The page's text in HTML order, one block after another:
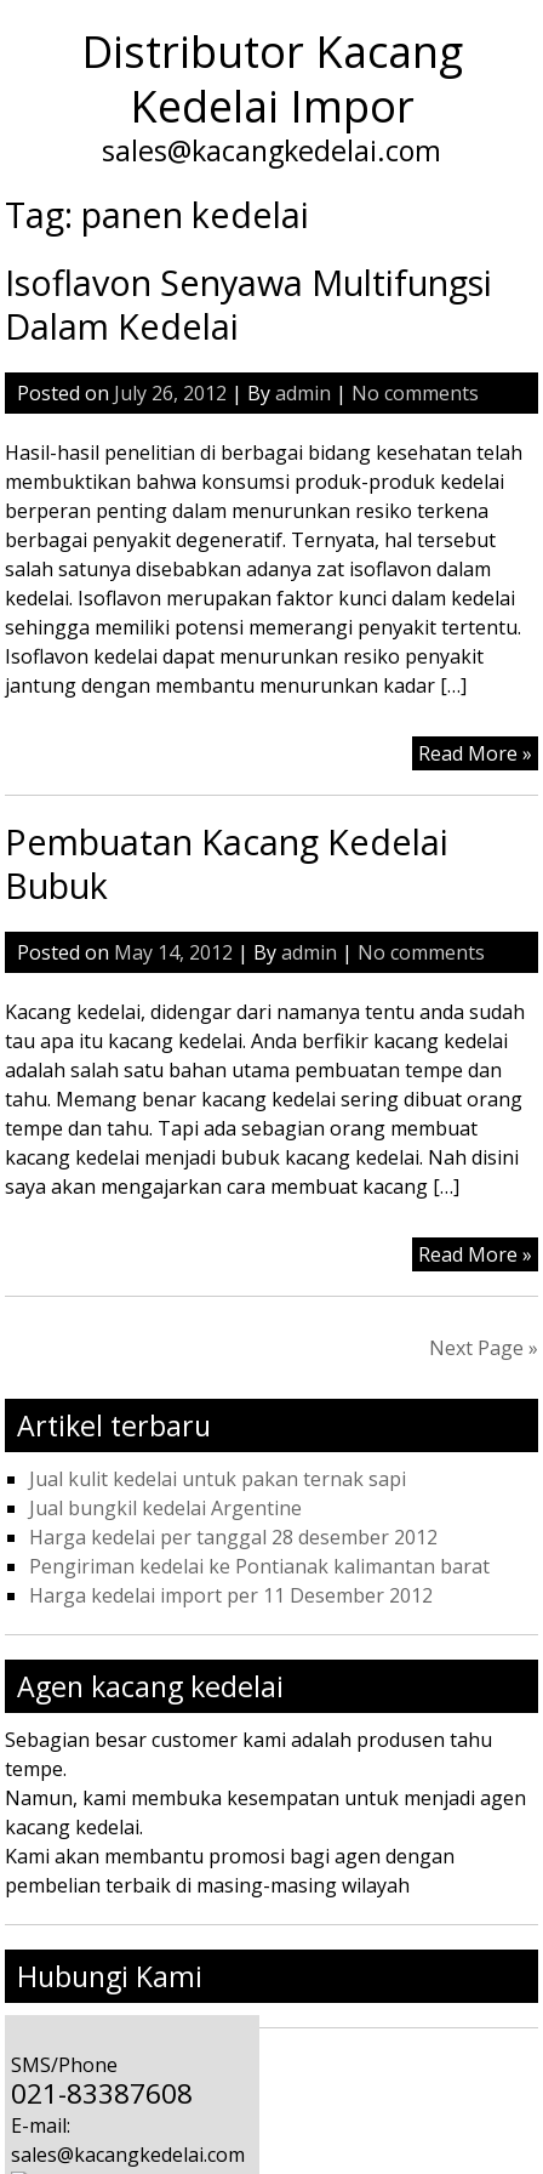
Distributor Kacang
Kedelai Impor
sales@kacangkedelai.com
Tag: panen kedelai
Isoflavon Senyawa Multifungsi
Dalam Kedelai
Posted on July 26, 2012 | Byadmin | No comments
Hasil-hasil penelitian di berbagai bidang kesehatan telah
membuktikan bahwa konsumsi produk-produk kedelai
berperan penting dalam menurunkan resiko terkena
berbagai penyakit degeneratif. Ternyata, hal tersebut
salah satunya disebabkan adanya zat isoflavon dalam
kedelai. Isoflavon merupakan faktor kunci dalam kedelai
sehingga memiliki potensi memerangi penyakit tertentu.
Isoflavon kedelai dapat menurunkan resiko penyakit
jantung dengan membantu menurunkan kadar […]
Read More »
Pembuatan Kacang Kedelai
Bubuk
Posted on May 14, 2012 | Byadmin | No comments
Kacang kedelai, didengar dari namanya tentu anda sudah
tau apa itu kacang kedelai. Anda berfikir kacang kedelai
adalah salah satu bahan utama pembuatan tempe dan
tahu. Memang benar kacang kedelai sering dibuat orang
tempe dan tahu. Tapi ada sebagian orang membuat
kacang kedelai menjadi bubuk kacang kedelai. Nah disini
saya akan mengajarkan cara membuat kacang […]
Read More »
Next Page »
Artikel terbaru
Jual kulit kedelai untuk pakan ternak sapi
Jual bungkil kedelai Argentine
Harga kedelai per tanggal 28 desember 2012
Pengiriman kedelai ke Pontianak kalimantan barat
Harga kedelai import per 11 Desember 2012
Agen kacang kedelai
Sebagian besar customer kami adalah produsen tahu
tempe.
Namun, kami membuka kesempatan untuk menjadi agen
kacang kedelai.
Kami akan membantu promosi bagi agen dengan
pembelian terbaik di masing-masing wilayah
Hubungi Kami
SMS/Phone
021-83387608
E-mail:
sales@kacangkedelai.com